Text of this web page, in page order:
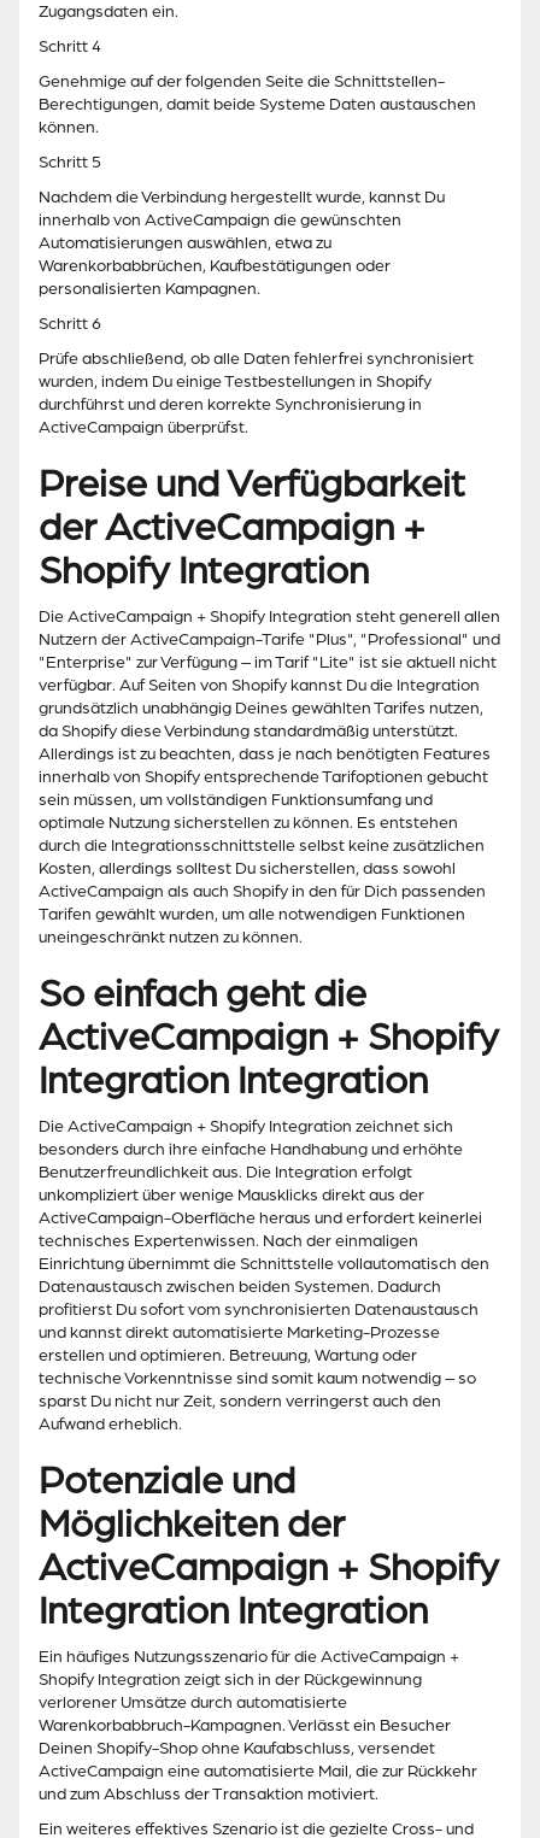
Zugangsdaten ein.
Schritt 4
Genehmige auf der folgenden Seite die Schnittstellen-
Berechtigungen, damit beide Systeme Daten austauschen
können.
Schritt 5
Nachdem die Verbindung hergestellt wurde, kannst Du
innerhalb von ActiveCampaign die gewünschten
Automatisierungen auswählen, etwa zu
Warenkorbabbrüchen, Kaufbestätigungen oder
personalisierten Kampagnen.
Schritt 6
Prüfe abschließend, ob alle Daten fehlerfrei synchronisiert
wurden, indem Du einige Testbestellungen in Shopify
durchführst und deren korrekte Synchronisierung in
ActiveCampaign überprüfst.
Preise und Verfügbarkeit
der ActiveCampaign +
Shopify Integration
Die ActiveCampaign + Shopify Integration steht generell allen
Nutzern der ActiveCampaign-Tarife "Plus", "Professional" und
"Enterprise" zur Verfügung – im Tarif "Lite" ist sie aktuell nicht
verfügbar. Auf Seiten von Shopify kannst Du die Integration
grundsätzlich unabhängig Deines gewählten Tarifes nutzen,
da Shopify diese Verbindung standardmäßig unterstützt.
Allerdings ist zu beachten, dass je nach benötigten Features
innerhalb von Shopify entsprechende Tarifoptionen gebucht
sein müssen, um vollständigen Funktionsumfang und
optimale Nutzung sicherstellen zu können. Es entstehen
durch die Integrationsschnittstelle selbst keine zusätzlichen
Kosten, allerdings solltest Du sicherstellen, dass sowohl
ActiveCampaign als auch Shopify in den für Dich passenden
Tarifen gewählt wurden, um alle notwendigen Funktionen
uneingeschränkt nutzen zu können.
So einfach geht die
ActiveCampaign + Shopify
Integration Integration
Die ActiveCampaign + Shopify Integration zeichnet sich
besonders durch ihre einfache Handhabung und erhöhte
Benutzerfreundlichkeit aus. Die Integration erfolgt
unkompliziert über wenige Mausklicks direkt aus der
ActiveCampaign-Oberfläche heraus und erfordert keinerlei
technisches Expertenwissen. Nach der einmaligen
Einrichtung übernimmt die Schnittstelle vollautomatisch den
Datenaustausch zwischen beiden Systemen. Dadurch
profitierst Du sofort vom synchronisierten Datenaustausch
und kannst direkt automatisierte Marketing-Prozesse
erstellen und optimieren. Betreuung, Wartung oder
technische Vorkenntnisse sind somit kaum notwendig – so
sparst Du nicht nur Zeit, sondern verringerst auch den
Aufwand erheblich.
Potenziale und
Möglichkeiten der
ActiveCampaign + Shopify
Integration Integration
Ein häufiges Nutzungsszenario für die ActiveCampaign +
Shopify Integration zeigt sich in der Rückgewinnung
verlorener Umsätze durch automatisierte
Warenkorbabbruch-Kampagnen. Verlässt ein Besucher
Deinen Shopify-Shop ohne Kaufabschluss, versendet
ActiveCampaign eine automatisierte Mail, die zur Rückkehr
und zum Abschluss der Transaktion motiviert.
Ein weiteres effektives Szenario ist die gezielte Cross- und